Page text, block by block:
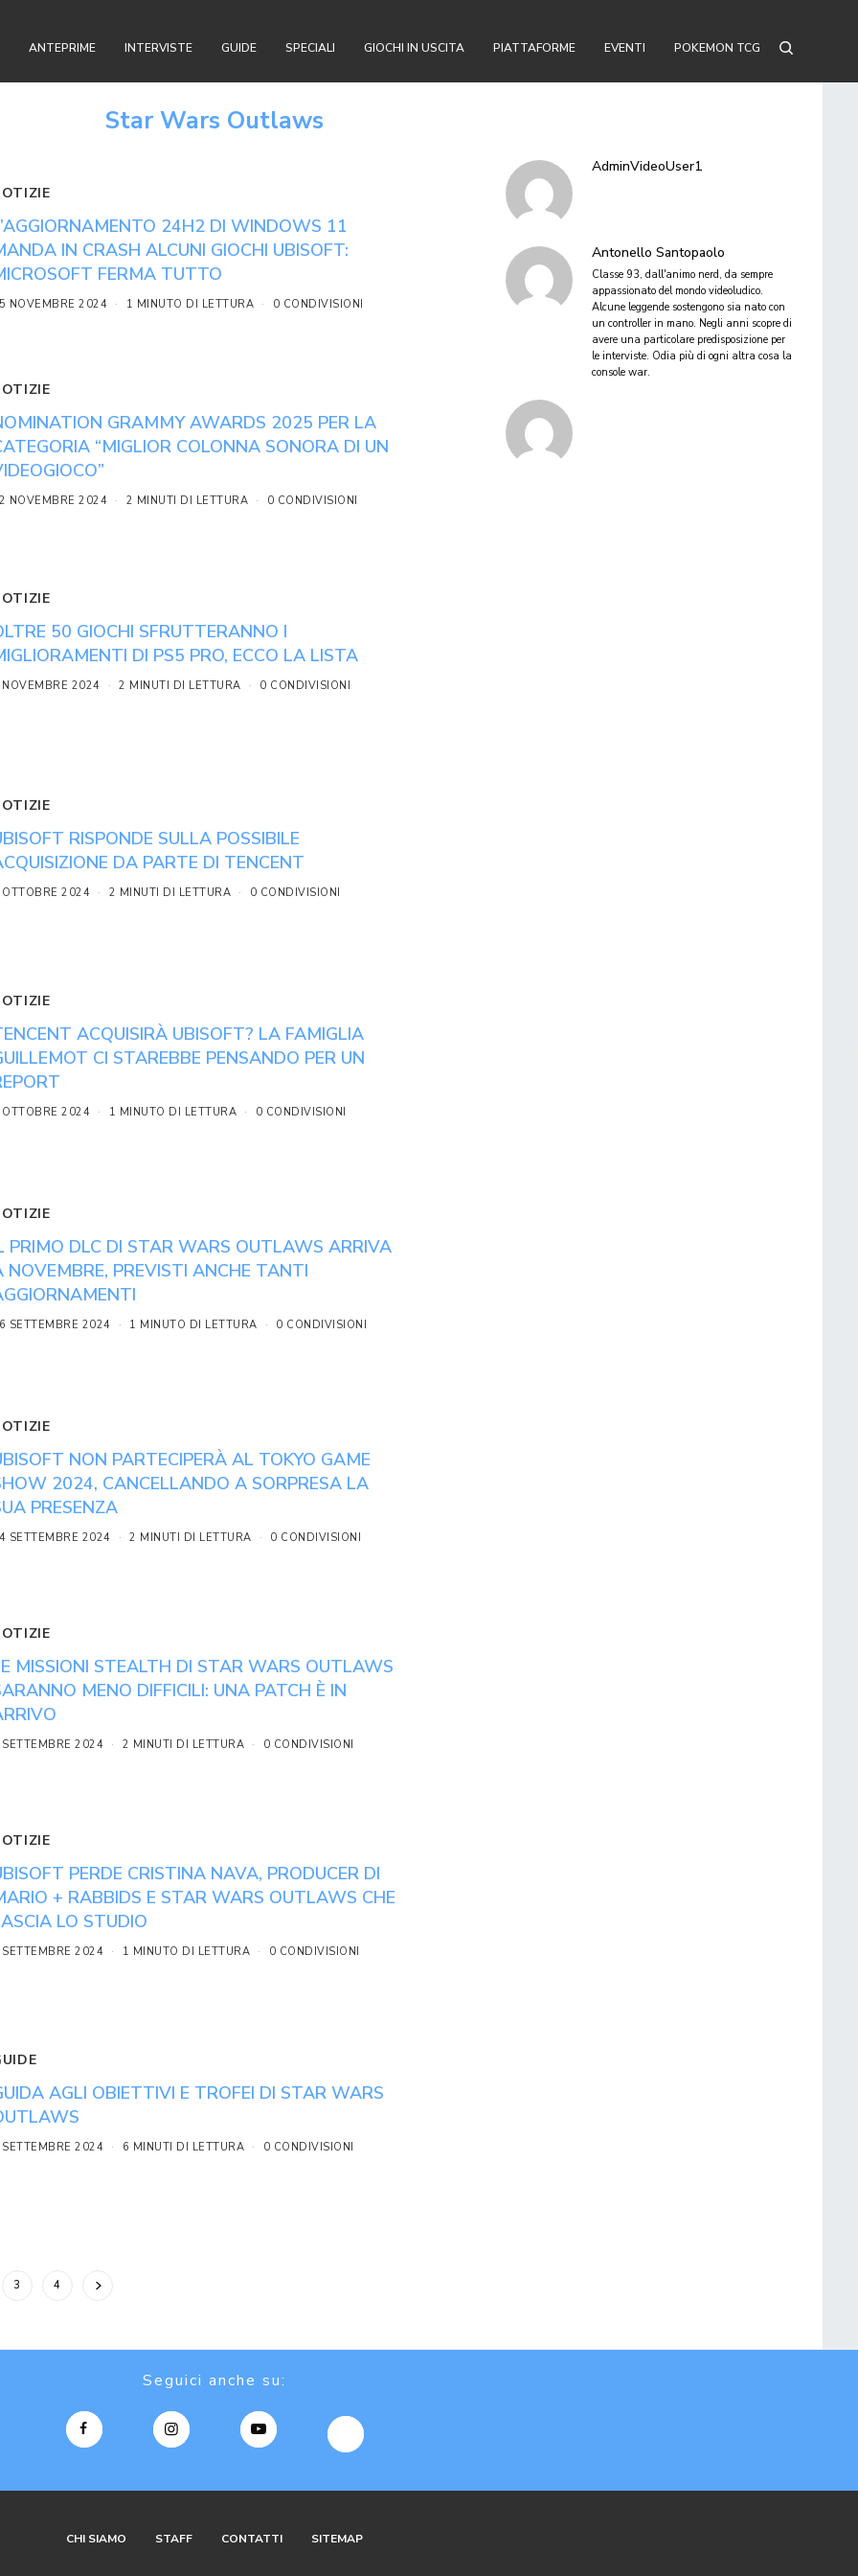
ANTEPRIME INTERVISTE GUIDE SPECIALI GIOCHI IN USCITA PIATTAFORME EVENTI POKEMON TCG
Star Wars Outlaws
24H2 DI WINDOWS 11
IN CRASH ALCUNI GIOCHI UBISOFT:
FERMA TUTTO
NOVEMBRE 2024 1 MINUTO DI LETTURA 0 CONDIVISIONI
GRAMMY AWARDS 2025 PER LA
“MIGLIOR COLONNA SONORA DI UN
NOVEMBRE 2024 2 MINUTI DI LETTURA 0 CONDIVISIONI
50 GIOCHI SFRUTTERANNO I
DI PS5 PRO, ECCO LA LISTA
2024 2 MINUTI DI LETTURA 0 CONDIVISIONI
RISPONDE SULLA POSSIBILE
DA PARTE DI TENCENT
2024 2 MINUTI DI LETTURA 0 CONDIVISIONI
ACQUISIRÀ UBISOFT? LA FAMIGLIA
CI STAREBBE PENSANDO PER UN
2024 1 MINUTO DI LETTURA 0 CONDIVISIONI
PRIMO DLC DI STAR WARS OUTLAWS ARRIVA
NOVEMBRE, PREVISTI ANCHE TANTI
SETTEMBRE 2024 1 MINUTO DI LETTURA 0 CONDIVISIONI
NON PARTECIPERÀ AL TOKYO GAME
2024, CANCELLANDO A SORPRESA LA
PRESENZA
SETTEMBRE 2024 2 MINUTI DI LETTURA 0 CONDIVISIONI
MISSIONI STEALTH DI STAR WARS OUTLAWS
MENO DIFFICILI: UNA PATCH È IN
2024 2 MINUTI DI LETTURA 0 CONDIVISIONI
PERDE CRISTINA NAVA, PRODUCER DI
+ RABBIDS E STAR WARS OUTLAWS CHE
LO STUDIO
2024 1 MINUTO DI LETTURA 0 CONDIVISIONI
AGLI OBIETTIVI E TROFEI DI STAR WARS
2024 6 MINUTI DI LETTURA 0 CONDIVISIONI
3 4
AdminVideoUser1
Antonello Santopaolo
Classe 93, dall'animo nerd, da sempre
appassionato del mondo videoludico.
Alcune leggende sostengono sia nato con
un controller in mano. Negli anni scopre di
avere una particolare predisposizione per
le interviste. Odia più di ogni altra cosa la
console war.
Seguici anche su:
CHI SIAMO STAFF CONTATTI SITEMAP